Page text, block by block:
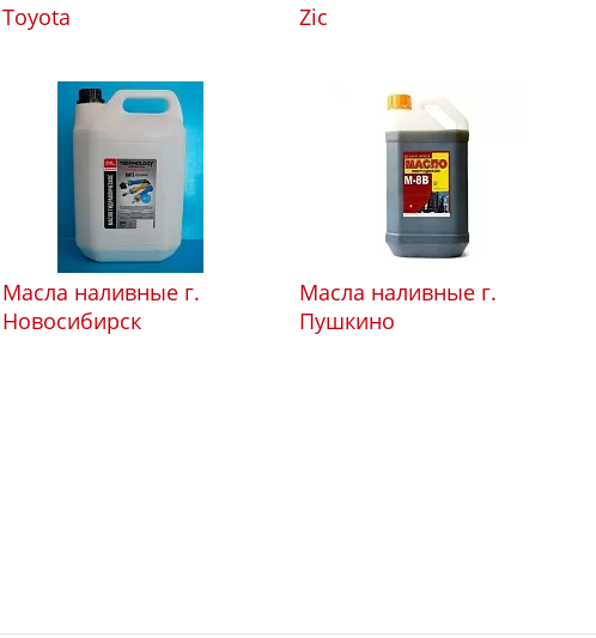
Toyota Zic
Масла наливные г.
Новосибирск
Масла наливные г.
Пушкино